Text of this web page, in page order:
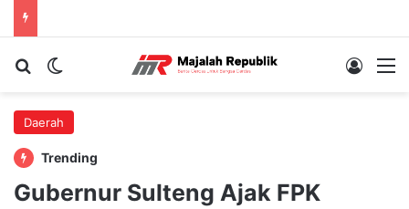
Cari berita...Switch skin Log In
Daerah
Trending
Gubernur Sulteng Ajak FPK